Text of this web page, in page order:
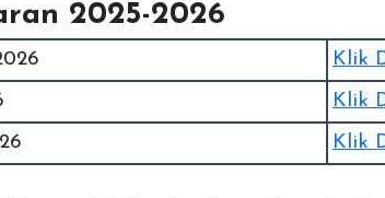
2025-2026
Klik
Klik
Klik